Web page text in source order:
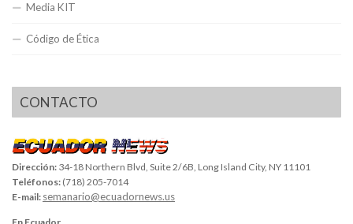
Media KIT
Código de Ética
CONTACTO
Dirección: 34-18 Northern Blvd, Suite 2/6B, Long Island City, NY 11101
Teléfonos: (718) 205-7014
E-mail: semanario@ecuadornews.us